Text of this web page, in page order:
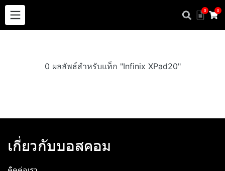
0 0
0 ผลลัพธ์สำหรับแท็ก "Infinix XPad20"
เกี่ยวกับบอสคอม